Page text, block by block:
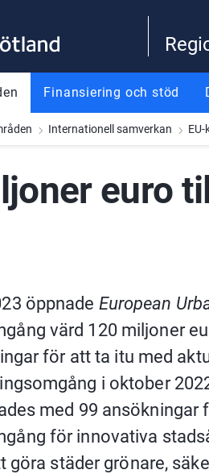
Finansiering och stöd
Internationell samverkan
euro
öppnade European
värd 120 miljoner
för att ta itu med
i oktober
med 99 ansökningar
för innovativa
göra städer grönare,